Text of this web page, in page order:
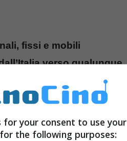
fissi e mobili
verso qualunque
altri operatori è di 1
costa sempre 12 €cent. La
for your consent to use your
the following purposes: